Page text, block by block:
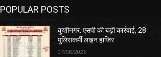
POPULAR POSTS
कुशीनगर: एसपी की बड़ी कार्रवाई, 28
पुलिसकर्मी लाइन हाजिर
07/08/2026